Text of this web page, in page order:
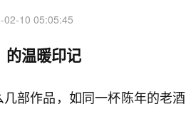
02-10 05:05:45
的温暖印记
部作品，如同一杯陈年的老酒